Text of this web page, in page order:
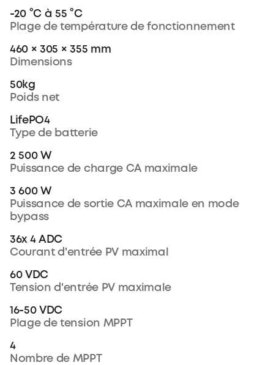
-20 °C à 55 °C
Plage de température de fonctionnement
460 × 305 × 355 mm
Dimensions
50kg
Poids net
LifePO4
Type de batterie
2 500 W
Puissance de charge CA maximale
3 600 W
Puissance de sortie CA maximale en mode
bypass
36x 4 ADC
Courant d'entrée PV maximal
60 VDC
Tension d'entrée PV maximale
16-50 VDC
Plage de tension MPPT
4
Nombre de MPPT